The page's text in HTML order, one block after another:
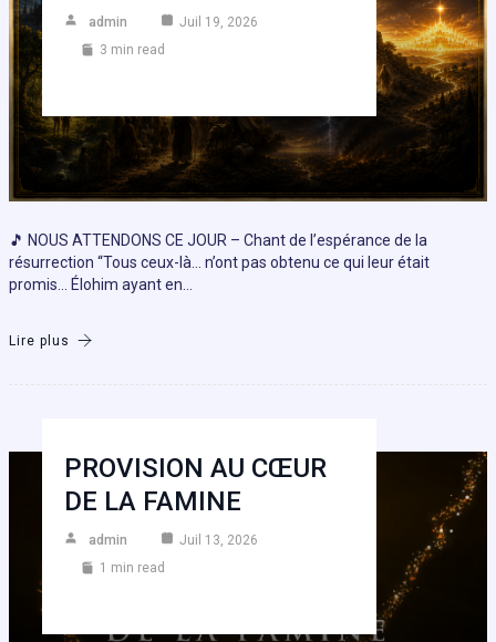
admin
Juil 19, 2026
3 min read
🎵 NOUS ATTENDONS CE JOUR – Chant de l’espérance de la
résurrection “Tous ceux-là… n’ont pas obtenu ce qui leur était
promis… Élohim ayant en…
Lire plus
PROVISION AU CŒUR
DE LA FAMINE
admin
Juil 13, 2026
1 min read